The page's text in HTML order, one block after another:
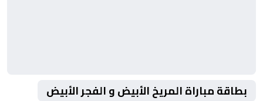
بطاقة مباراة المريخ الأبيض و الفجر الأبيض